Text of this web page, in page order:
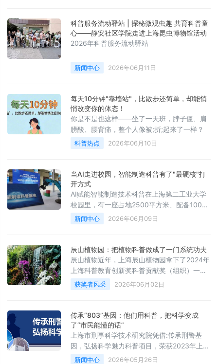
科普服务流动驿站 | 探秘微观虫趣 共育科普童
心——静安社区学院走进上海昆虫博物馆活动
2026年科普服务流动驿站
新闻中心 2026年06月11日
每天10分钟"靠墙站"，比散步还简单，却能悄
悄改变你的体态！
你是不是也这样——坐了一天班，脖子僵、肩
膀酸、腰背痛，整个人像被;折;起来了一样？
科普热点 2026年06月10日
当AI走进校园，智能制造科普有了"最硬核"打
开方式
AI赋能智能制造技术科普在上海第二工业大学
校园里，有一座占地2500平方米、配备1000
余台套设备的智能制造工
新闻中心 2026年06月09日
辰山植物园：把植物科普做成了一门系统功夫
辰山植物近年，上海辰山植物园拿下了2024年
上海科普教育创新奖科普贡献奖（组织）一等
奖。
获奖者风采 2026年06月02日
传承“803”基因：他们用科普，把科学变成
了“市民能懂的话”
上海市刑事科学技术研究院凭借:传承刑警基
因，弘扬科学魅力科普项目，荣获2023年上海
科普教育创新奖科普贡献奖
新闻中心 2026年05月26日